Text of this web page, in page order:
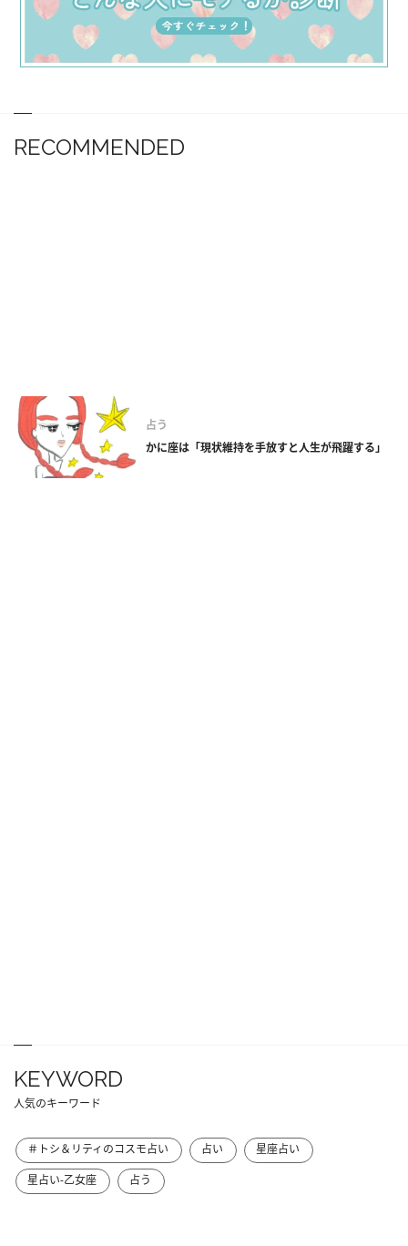
RECOMMENDED
占う
かに座は「現状維持を手放すと人生が飛躍する」
KEYWORD
人気のキーワード
＃トシ＆リティのコスモ占い 占い
星座占い
星占い-乙女座
占う